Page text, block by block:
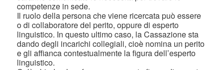
competenze in sede.
Il ruolo della persona che viene ricercata può essere
o di collaboratore del perito, oppure di esperto
linguistico. In questo ultimo caso, la Cassazione sta
dando degli incarichi collegiali, cioè nomina un perito
e gli affianca contestualmente la figura dell’esperto
linguistico.